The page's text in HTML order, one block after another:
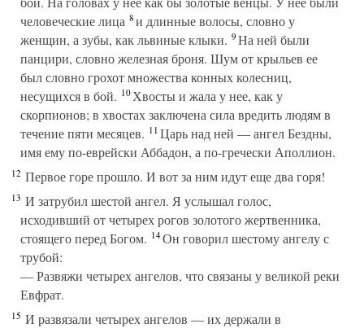
человеческие лица 8и длинные волосы, словно у
женщин, а зубы, как львиные клыки. 9На ней были
панцири, словно железная броня. Шум от крыльев ее
был словно грохот множества конных колесниц,
несущихся в бой. 10Хвосты и жала у нее, как у
скорпионов; в хвостах заключена сила вредить людям в
течение пяти месяцев. 11Царь над ней — ангел Бездны,
имя ему по-еврейски Аббадон, а по-гречески Аполлион.
12 Первое горе прошло. И вот за ним идут еще два горя!
13 И затрубил шестой ангел. Я услышал голос,
исходивший от четырех рогов золотого жертвенника,
стоящего перед Богом. 14Он говорил шестому ангелу с
трубой:
— Развяжи четырех ангелов, что связаны у великой реки
Евфрат.
15 И развязали четырех ангелов — их держали в